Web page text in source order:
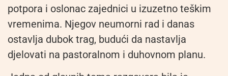
potpora i oslonac zajednici u izuzetno teškim
vremenima. Njegov neumorni rad i danas
ostavlja dubok trag, budući da nastavlja
djelovati na pastoralnom i duhovnom planu.